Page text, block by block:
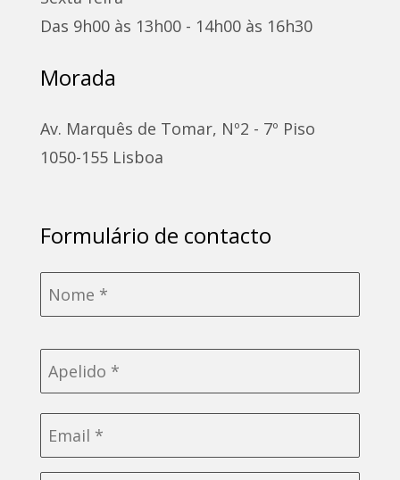
Das 9h00 às 13h00 - 14h00 às 16h30
Morada
Av. Marquês de Tomar, Nº2 - 7º Piso
1050-155 Lisboa
Formulário de contacto